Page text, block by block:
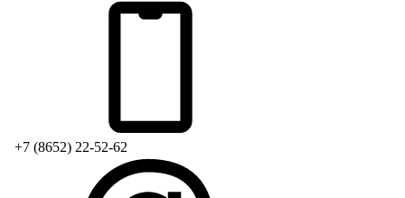
+7 (8652) 22-52-62